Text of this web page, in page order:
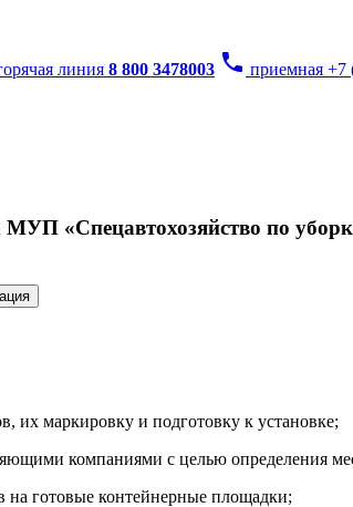
линия 8 800 3478003 phone приемная +7
МУП «Спецавтохозяйство по
их маркировку и подготовку к установке;
компаниями с целью определения
на готовые контейнерные площадки;